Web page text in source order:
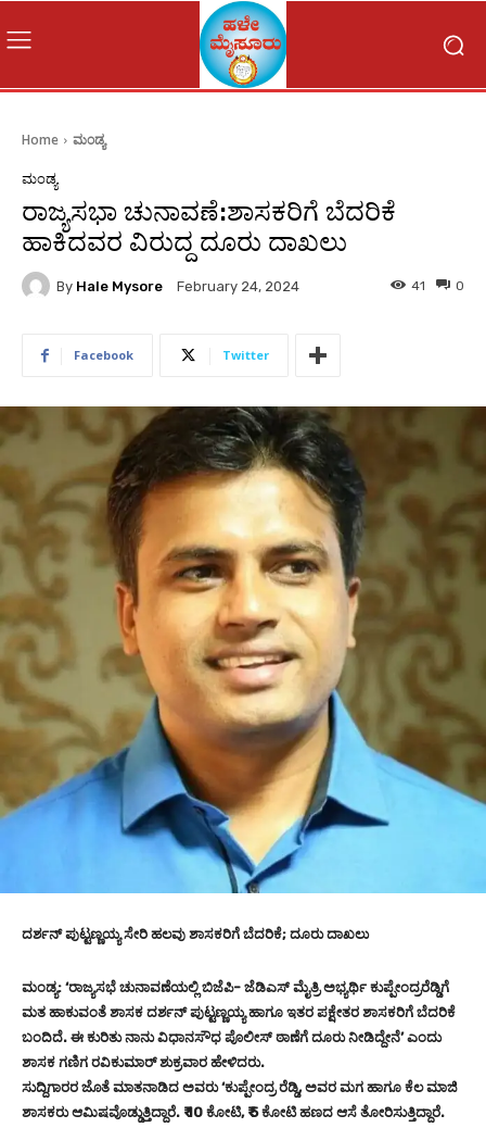
Home ಮಂಡ್ಯ
ಮಂಡ್ಯ
ರಾಜ್ಯಸಭಾ ಚುನಾವಣೆ:ಶಾಸಕರಿಗೆ ಬೆದರಿಕೆ
ಹಾಕಿದವರ ವಿರುದ್ದ ದೂರು ದಾಖಲು
By Hale Mysore February 24, 2024 0
41
Facebook Twitter
ದರ್ಶನ್‌ ಪುಟ್ಟಣ್ಣಯ್ಯ ಸೇರಿ ಹಲವು ಶಾಸಕರಿಗೆ ಬೆದರಿಕೆ; ದೂರು ದಾಖಲು
ಮಂಡ್ಯ: ‘ರಾಜ್ಯಸಭೆ ಚುನಾವಣೆಯಲ್ಲಿ ಬಿಜೆಪಿ- ಜೆಡಿಎಸ್‌ ಮೈತ್ರಿ ಅಭ್ಯರ್ಥಿ ಕುಪ್ಪೇಂದ್ರರೆಡ್ಡಿಗೆ
ಮತ ಹಾಕುವಂತೆ ಶಾಸಕ ದರ್ಶನ್‌ ಪುಟ್ಟಣ್ಣಯ್ಯ ಹಾಗೂ ಇತರ ಪಕ್ಷೇತರ ಶಾಸಕರಿಗೆ ಬೆದರಿಕೆ
ಬಂದಿದೆ. ಈ ಕುರಿತು ನಾನು ವಿಧಾನಸೌಧ ಪೊಲೀಸ್‌ ಠಾಣೆಗೆ ದೂರು ನೀಡಿದ್ದೇನೆ’ ಎಂದು
ಶಾಸಕ ಗಣಿಗ ರವಿಕುಮಾರ್‌ ಶುಕ್ರವಾರ ಹೇಳಿದರು.
ಸುದ್ದಿಗಾರರ ಜೊತೆ ಮಾತನಾಡಿದ ಅವರು ‘ಕುಪ್ಪೇಂದ್ರ ರೆಡ್ಡಿ, ಅವರ ಮಗ ಹಾಗೂ ಕೆಲ ಮಾಜಿ
ಶಾಸಕರು ಆಮಿಷವೊಡ್ಡುತ್ತಿದ್ದಾರೆ. ₹ 10 ಕೋಟಿ, ₹ 5 ಕೋಟಿ ಹಣದ ಆಸೆ ತೋರಿಸುತ್ತಿದ್ದಾರೆ.